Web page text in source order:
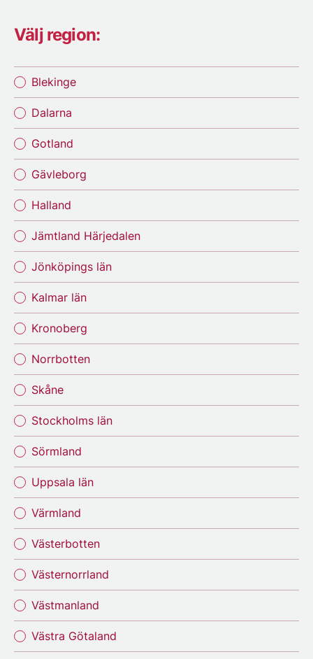
Välj region:
Blekinge
Dalarna
Gotland
Gävleborg
Halland
Jämtland Härjedalen
Jönköpings län
Kalmar län
Kronoberg
Norrbotten
Skåne
Stockholms län
Sörmland
Uppsala län
Värmland
Västerbotten
Västernorrland
Västmanland
Västra Götaland